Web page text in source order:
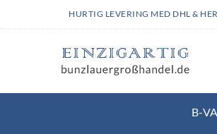
HURTIG LEVERING MED DHL &
B-